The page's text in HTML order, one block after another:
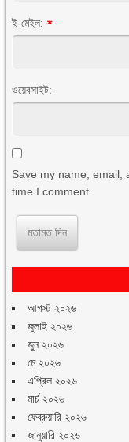
ই-মেইল: *
ওয়েবসাইট:
Save my name, email,
time I comment.
আগস্ট ২০২৬
জুলাই ২০২৬
জুন ২০২৬
মে ২০২৬
এপ্রিল ২০২৬
মার্চ ২০২৬
ফেব্রুয়ারি ২০২৬
জানুয়ারি ২০২৬